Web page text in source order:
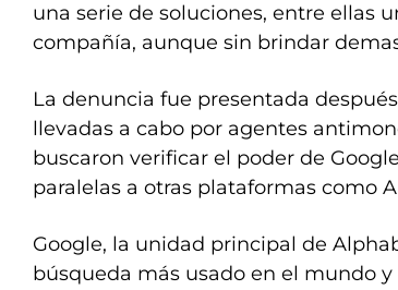
una serie de soluciones, entre ellas
compañía, aunque sin brindar
La denuncia fue presentada
llevadas a cabo por agentes
buscaron verificar el poder de
paralelas a otras plataformas como
Google, la unidad principal de
búsqueda más usado en el mundo